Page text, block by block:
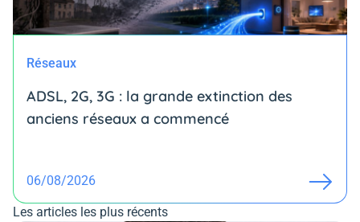
Réseaux
ADSL, 2G, 3G : la grande extinction des
anciens réseaux a commencé
06/08/2026
Les articles les plus récents